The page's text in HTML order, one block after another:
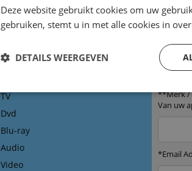
TV
Dvd
Blu-ray
Audio
Video
Deze website gebruikt cookies om uw
gebruiken, stemt u in met alle cookies in
DETAILS WEERGEVEN